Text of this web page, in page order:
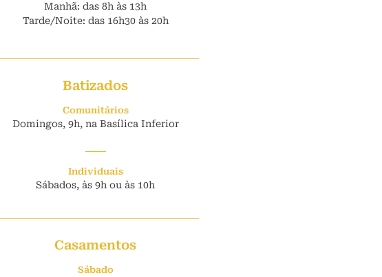
Manhã: das 8h às 13h
Tarde/Noite: das 16h30 às 20h
Batizados
Comunitários
Domingos, 9h, na Basílica Inferior
Individuais
Sábados, às 9h ou às 10h
Casamentos
Sábado